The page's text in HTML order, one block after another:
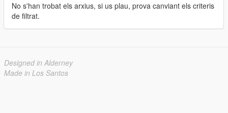
No s'han trobat els arxius, si us plau, prova canviant els criteris
de filtrat.
Designed in Alderney
Made in Los Santos